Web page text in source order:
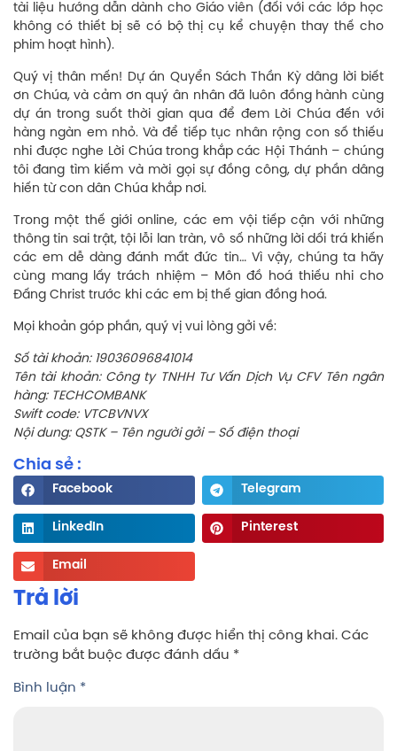
tài liệu hướng dẫn dành cho Giáo viên (đối với các lớp học
không có thiết bị sẽ có bộ thị cụ kể chuyện thay thế cho
phim hoạt hình).
Quý vị thân mến! Dự án Quyển Sách Thần Kỳ dâng lời biết
ơn Chúa, và cảm ơn quý ân nhân đã luôn đồng hành cùng
dự án trong suốt thời gian qua để đem Lời Chúa đến với
hàng ngàn em nhỏ. Và để tiếp tục nhân rộng con số thiếu
nhi được nghe Lời Chúa trong khắp các Hội Thánh – chúng
tôi đang tìm kiếm và mời gọi sự đồng công, dự phần dâng
hiến từ con dân Chúa khắp nơi.
Trong một thế giới online, các em vội tiếp cận với những
thông tin sai trật, tội lỗi lan tràn, vô số những lời dối trá khiến
các em dễ dàng đánh mất đức tin… Vì vậy, chúng ta hãy
cùng mang lấy trách nhiệm – Môn đồ hoá thiếu nhi cho
Đấng Christ trước khi các em bị thế gian đồng hoá.
Mọi khoản góp phần, quý vị vui lòng gởi về:
Số tài khoản: 19036096841014
Tên tài khoản: Công ty TNHH Tư Vấn Dịch Vụ CFV Tên ngân
hàng: TECHCOMBANK
Swift code: VTCBVNVX
Nội dung: QSTK – Tên người gởi – Số điện thoại
Chia sẻ :
Facebook Telegram
LinkedIn Pinterest
Email
Trả lời
Email của bạn sẽ không được hiển thị công khai. Các
trường bắt buộc được đánh dấu *
Bình luận *